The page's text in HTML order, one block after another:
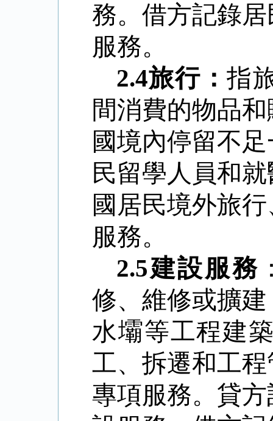
務。借方記錄
服務。
2.4旅行：指
間消費的物品
國境內停留不
民留學人員和
國居民境外旅
服務。
2.5建設服務
修、維修或擴
水壩等工程建
工、拆遷和工
專項服務。貸